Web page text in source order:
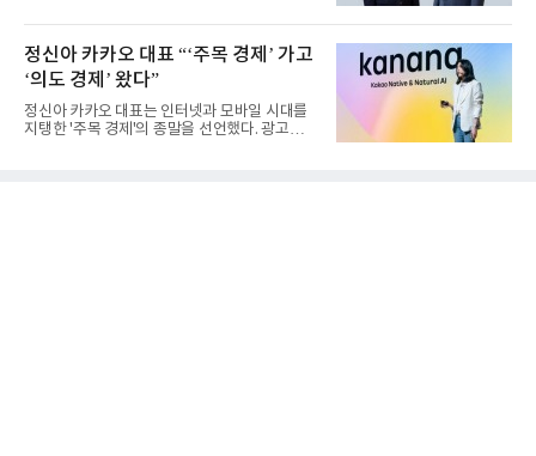
정신아 카카오 대표 “‘주목 경제’ 가고
‘의도 경제’ 왔다”
정신아 카카오 대표는 인터넷과 모바일 시대를
지탱한 '주목 경제'의 종말을 선언했다. 광고를